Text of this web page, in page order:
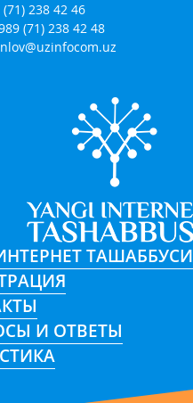
238 42 46
(71) 238 42 48
ТАШАББУСИ
И ОТВЕТЫ